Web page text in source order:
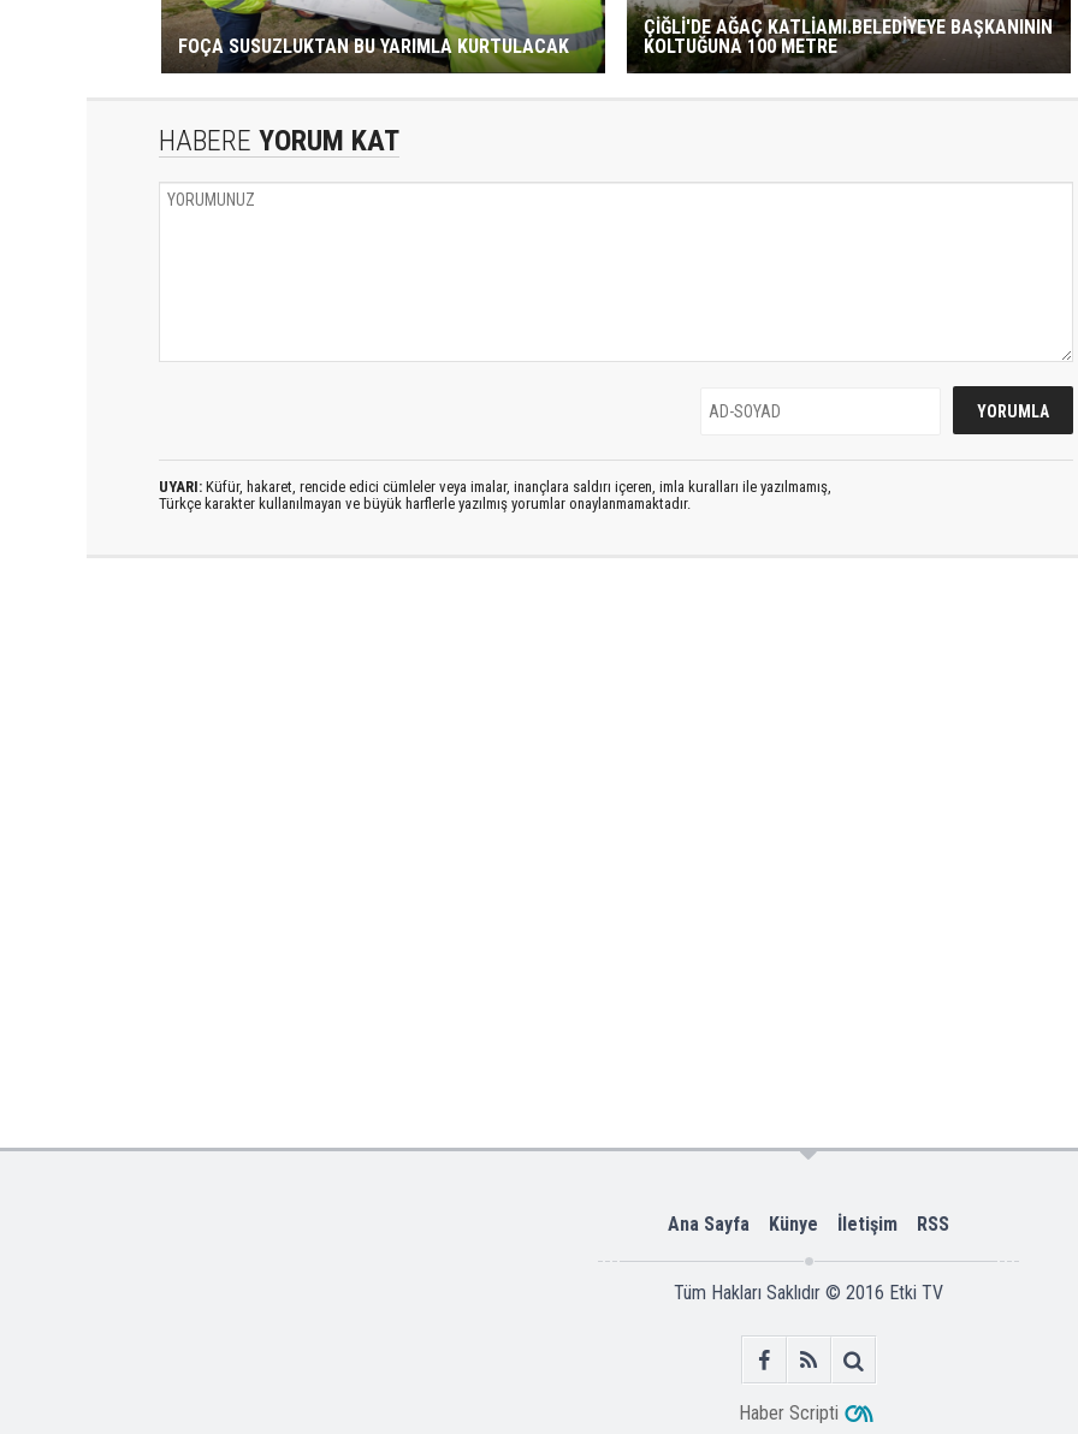
FOÇA SUSUZLUKTAN BU YARIMLA KURTULACAK
ÇİĞLİ'DE AĞAÇ KATLİAMI.BELEDİYEYE BAŞKANININ
KOLTUĞUNA 100 METRE
HABERE YORUM KAT
UYARI: Küfür, hakaret, rencide edici cümleler veya imalar, inançlara saldırı içeren, imla kuralları ile yazılmamış,
Türkçe karakter kullanılmayan ve büyük harflerle yazılmış yorumlar onaylanmamaktadır.
Ana Sayfa Künye İletişim RSS
Tüm Hakları Saklıdır © 2016 Etki TV
Haber Scripti